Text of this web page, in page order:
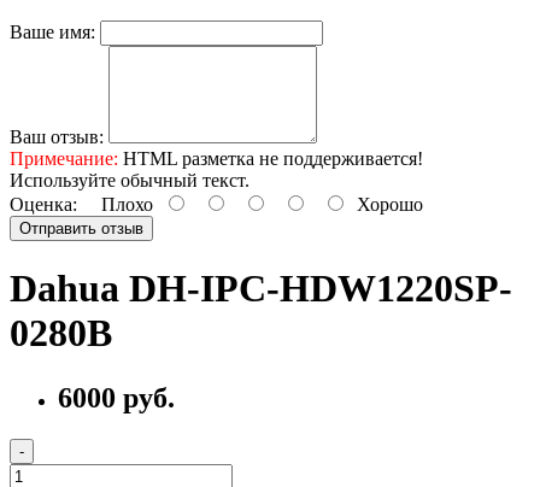
Ваше имя:
Ваш отзыв:
Примечание: HTML разметка не поддерживается!
Используйте обычный текст.
Оценка: Плохо Хорошо
Отправить отзыв
Dahua DH-IPC-HDW1220SP-
0280B
6000 руб.